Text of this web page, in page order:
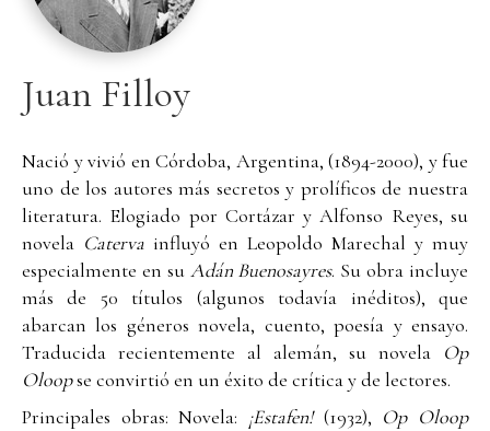
Juan Filloy
Nació y vivió en Córdoba, Argentina, (1894-2000), y fue
uno de los autores más secretos y prolíficos de nuestra
literatura. Elogiado por Cortázar y Alfonso Reyes, su
novela Caterva influyó en Leopoldo Marechal y muy
especialmente en su Adán Buenosayres. Su obra incluye
más de 50 títulos (algunos todavía inéditos), que
abarcan los géneros novela, cuento, poesía y ensayo.
Traducida recientemente al alemán, su novela Op
Oloopse convirtió en un éxito de crítica y de lectores.
Principales obras: Novela: ¡Estafen!(1932), Op Oloop